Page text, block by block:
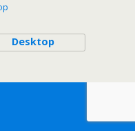
Desktop